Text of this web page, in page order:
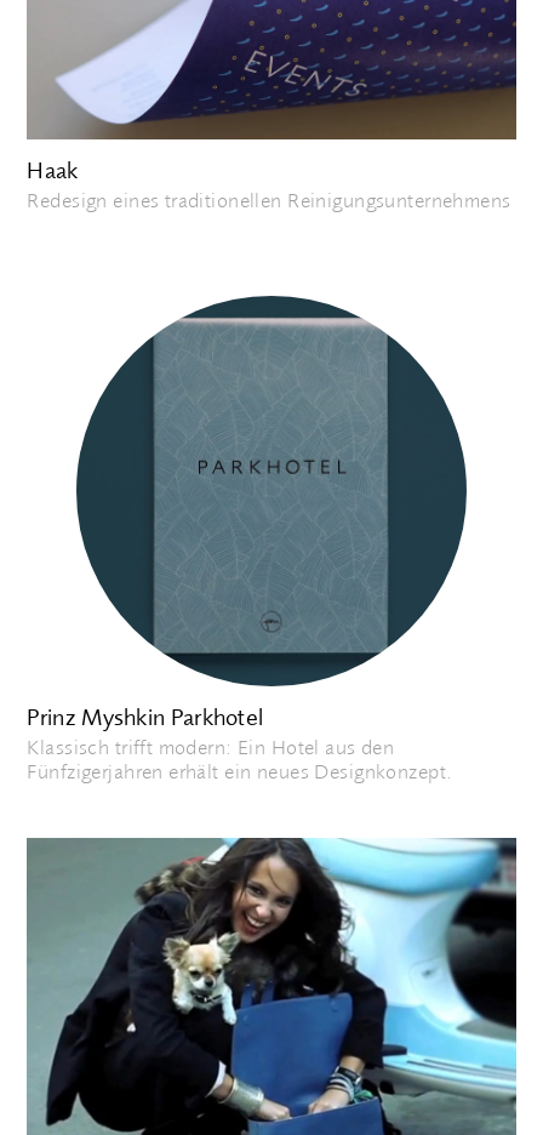
Haak
Redesign eines traditionellen Reinigungsunternehmens
Prinz Myshkin Parkhotel
Klassisch trifft modern: Ein Hotel aus den
Fünfzigerjahren erhält ein neues Designkonzept.